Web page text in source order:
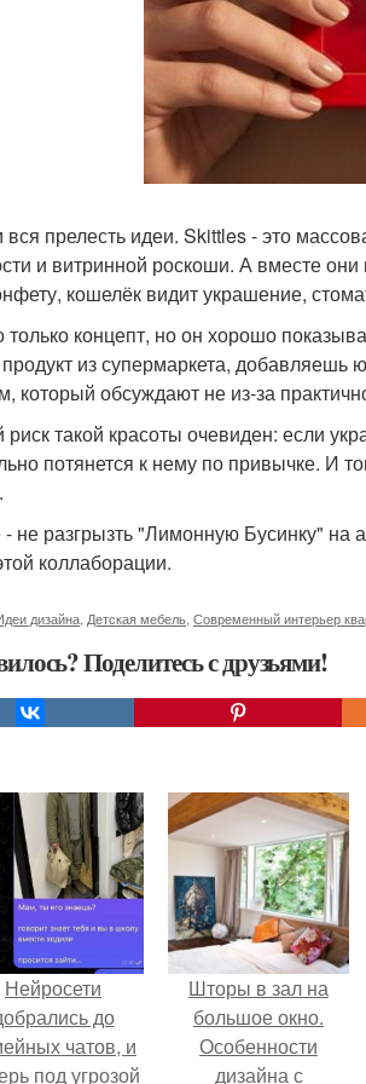
прелесть идеи. Skittles - это
и витринной роскоши. А вместе
кошелёк видит украшение,
только концепт, но он хорошо
из супермаркета, добавляешь
который обсуждают не из-за
риск такой красоты очевиден: если
потянется к нему по привычке. И
не разгрызть "Лимонную Бусинку" на
коллаборации.
дизайна Детская мебель Современный интерьер
Поделитесь с друзьями!
Нейросети
до
чатов, и
под угрозой
Шторы в зал на
большое окно.
Особенности
дизайна с